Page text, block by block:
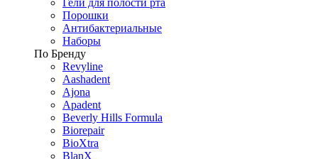
Гели для полости рта
Порошки
Антибактериальные
Наборы
По Бренду
Revyline
Aashadent
Ajona
Apadent
Beverly Hills Formula
Biorepair
BioXtra
BlanX